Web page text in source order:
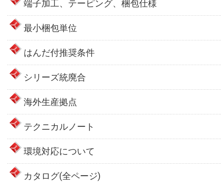
端子加工、テーピング、梱包仕様
最小梱包単位
はんだ付推奨条件
シリーズ統廃合
海外生産拠点
テクニカルノート
環境対応について
カタログ(全ページ)